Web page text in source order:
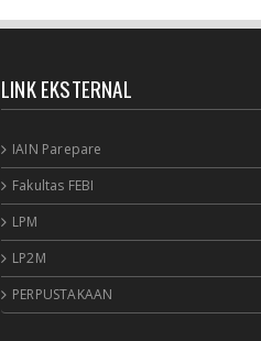
June 06, 2021
Proker UPT. Perpustakaan
menuju
RESENSI BUKU
Membaca secepat
Agenda meyambut
LINK EKSTERNAL
IAIN Parepare
Fakultas FEBI
LPM
LP2M
PERPUSTAKAAN